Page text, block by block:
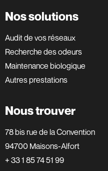
Nos solutions
Audit de vos réseaux
Recherche des odeurs
Maintenance biologique
Autres prestations
Nous trouver
78 bis rue de la Convention
94700 Maisons-Alfort
+ 33 1 85 74 51 99